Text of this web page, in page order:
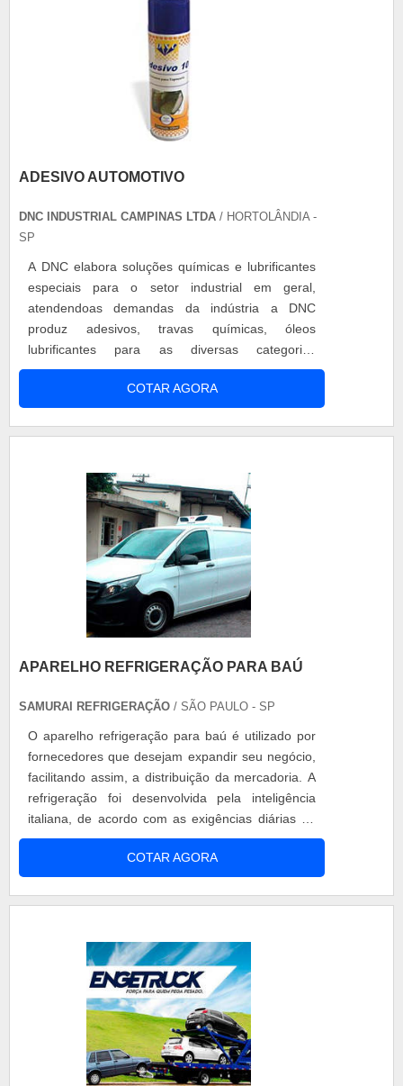
ADESIVO AUTOMOTIVO
DNC INDUSTRIAL CAMPINAS LTDA / HORTOLÂNDIA -
SP
A DNC elabora soluções químicas e lubrificantes
especiais para o setor industrial em geral,
atendendoas demandas da indústria a DNC
produz adesivos, travas químicas, óleos
lubrificantes para as diversas categorias
industriais (usinagem, alimentícia, retífica, etc)
além de graxas especiais. O adesivo automotivo
une superfícies porosas ou lisas, livres de óleo,
COTAR AGORA
APARELHO REFRIGERAÇÃO PARA BAÚ
SAMURAI REFRIGERAÇÃO / SÃO PAULO - SP
O aparelho refrigeração para baú é utilizado por
fornecedores que desejam expandir seu negócio,
facilitando assim, a distribuição da mercadoria. A
refrigeração foi desenvolvida pela inteligência
italiana, de acordo com as exigências diárias do
cliente final. Motivos para escolher o aparelho
Produtos com alta performance; Segurança dos
equipamentos; Matéria-prima de qualidade;
COTAR AGORA